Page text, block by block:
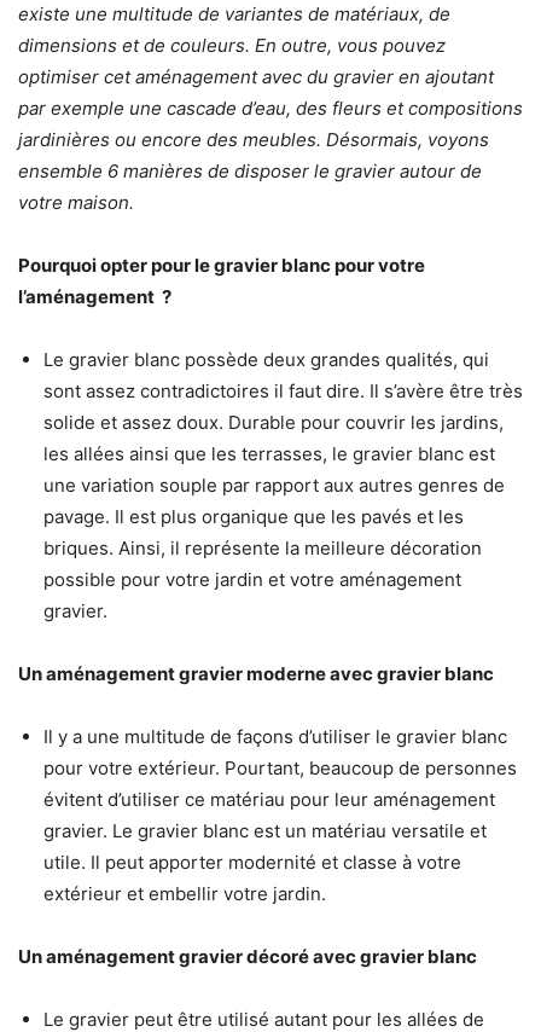
existe une multitude de variantes de matériaux, de
dimensions et de couleurs. En outre, vous pouvez
optimiser cet aménagement avec du gravier en ajoutant
par exemple une cascade d’eau, des fleurs et compositions
jardinières ou encore des meubles. Désormais, voyons
ensemble 6 manières de disposer le gravier autour de
votre maison.
Pourquoi opter pour le gravier blanc pour votre
l’aménagement ?
Le gravier blanc possède deux grandes qualités, qui
sont assez contradictoires il faut dire. Il s’avère être très
solide et assez doux. Durable pour couvrir les jardins,
les allées ainsi que les terrasses, le gravier blanc est
une variation souple par rapport aux autres genres de
pavage. Il est plus organique que les pavés et les
briques. Ainsi, il représente la meilleure décoration
possible pour votre jardin et votre aménagement
gravier.
Un aménagement gravier moderne avec gravier blanc
Il y a une multitude de façons d’utiliser le gravier blanc
pour votre extérieur. Pourtant, beaucoup de personnes
évitent d’utiliser ce matériau pour leur aménagement
gravier. Le gravier blanc est un matériau versatile et
utile. Il peut apporter modernité et classe à votre
extérieur et embellir votre jardin.
Un aménagement gravier décoré avec gravier blanc
Le gravier peut être utilisé autant pour les allées de